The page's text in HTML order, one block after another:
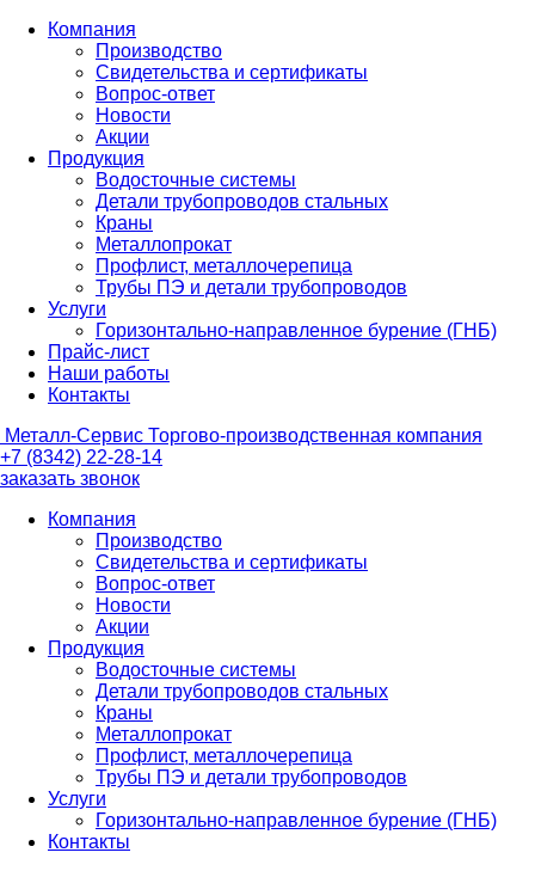
Компания
Производство
Свидетельства и сертификаты
Вопрос-ответ
Новости
Акции
Продукция
Водосточные системы
Детали трубопроводов стальных
Краны
Металлопрокат
Профлист, металлочерепица
Трубы ПЭ и детали трубопроводов
Услуги
Горизонтально-направленное бурение (ГНБ)
Прайс-лист
Наши работы
Контакты
Металл-Сервис Торгово-производственная компания
+7 (8342) 22-28-14
заказать звонок
Компания
Производство
Свидетельства и сертификаты
Вопрос-ответ
Новости
Акции
Продукция
Водосточные системы
Детали трубопроводов стальных
Краны
Металлопрокат
Профлист, металлочерепица
Трубы ПЭ и детали трубопроводов
Услуги
Горизонтально-направленное бурение (ГНБ)
Контакты